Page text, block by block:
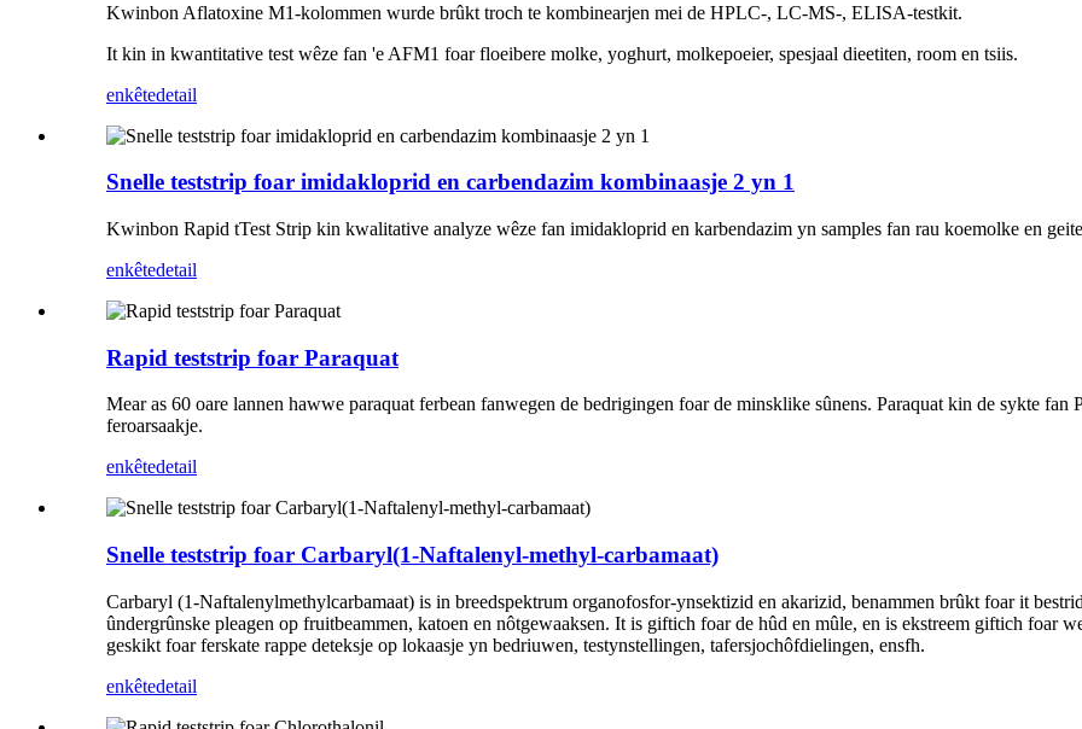
Kwinbon Aflatoxine M1-kolommen wurde brûkt troch te kombinearjen mei de HPLC-, LC-MS-, ELISA-testkit.
It kin in kwantitative test wêze fan 'e AFM1 foar floeibere molke, yoghurt, molkepoeier, spesjaal dieetiten, room en tsiis.
enkêtedetail
Snelle teststrip foar imidakloprid en carbendazim kombinaasje 2 yn 1
Kwinbon Rapid tTest Strip kin kwalitative analyze wêze fan imidakloprid en karbendazim yn samples fan rau koemolke en
enkêtedetail
Rapid teststrip foar Paraquat
Mear as 60 oare lannen hawwe paraquat ferbean fanwegen de bedrigingen foar de minsklike sûnens. Paraquat kin de sykte
feroarsaakje.
enkêtedetail
Snelle teststrip foar Carbaryl(1-Naftalenyl-methyl-carbamaat)
Carbaryl (1-Naftalenylmethylcarbamaat) is in breedspektrum organofosfor-ynsektizid en akarizid, benammen brûkt foar it
ûndergrûnske pleagen op fruitbeammen, katoen en nôtgewaaksen. It is giftich foar de hûd en mûle, en is ekstreem giftich foar
geskikt foar ferskate rappe deteksje op lokaasje yn bedriuwen, testynstellingen, tafersjochôfdielingen, ensfh.
enkêtedetail